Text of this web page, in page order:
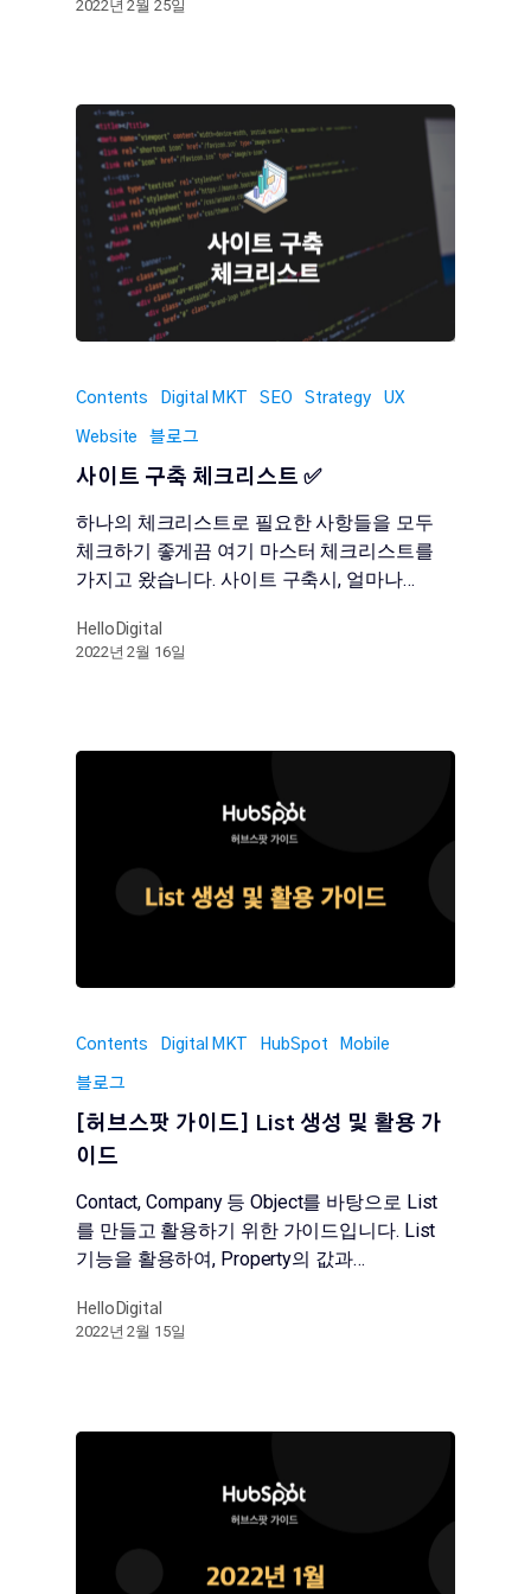
2022년 2월 25일
Contents Digital MKT SEO Strategy UX
Website 블로그
사이트 구축 체크리스트 ✅
하나의 체크리스트로 필요한 사항들을 모두
체크하기 좋게끔 여기 마스터 체크리스트를
가지고 왔습니다. 사이트 구축시, 얼마나…
HelloDigital
2022년 2월 16일
Contents Digital MKT HubSpot Mobile
블로그
​​[허브스팟 가이드] List 생성 및 활용 가
이드
Contact, Company 등 Object를 바탕으로 List
를 만들고 활용하기 위한 가이드입니다. List
기능을 활용하여, Property의 값과…
HelloDigital
2022년 2월 15일